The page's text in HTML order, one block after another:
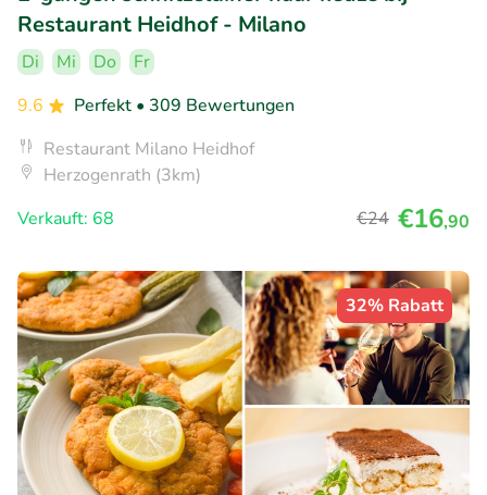
Restaurant Heidhof - Milano
Di Mi Do
Fr
9.6
Perfekt • 309 Bewertungen
Restaurant Milano Heidhof
Herzogenrath (3km)
Verkauft: 68
€24 €16,90
32% Rabatt